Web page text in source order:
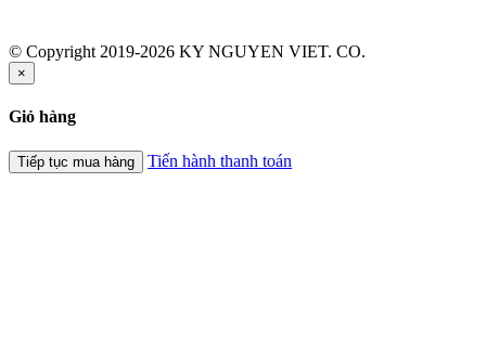
© Copyright 2019-2026 KY NGUYEN VIET. CO.
×
Giỏ hàng
Tiếp tục mua hàng Tiến hành thanh toán